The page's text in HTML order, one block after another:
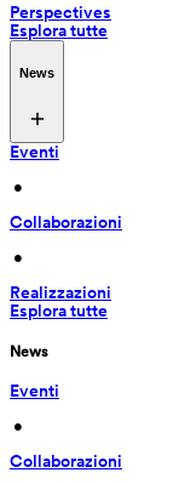
Perspectives
Esplora tutte
News
Eventi
•
Collaborazioni
•
Realizzazioni
Esplora tutte
News
Eventi
•
Collaborazioni